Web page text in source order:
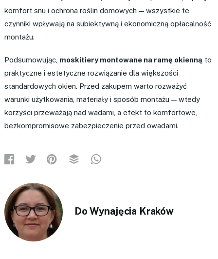
komfort snu i ochrona roślin domowych — wszystkie te
czynniki wpływają na subiektywną i ekonomiczną opłacalność
montażu.
Podsumowując, moskitiery montowane na ramę okienną to
praktyczne i estetyczne rozwiązanie dla większości
standardowych okien. Przed zakupem warto rozważyć
warunki użytkowania, materiały i sposób montażu — wtedy
korzyści przeważają nad wadami, a efekt to komfortowe,
bezkompromisowe zabezpieczenie przed owadami.
Do Wynajęcia Kraków